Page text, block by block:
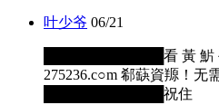
叶少爷 06/21
████████████看 黃 魸
275236.c○m 郗蒛資羱！无
████████████祝住